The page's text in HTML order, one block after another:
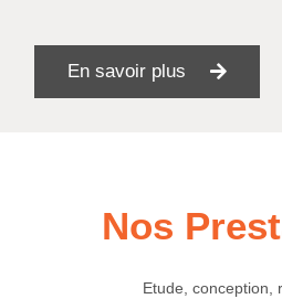
En savoir plus
Nos
Etude, conception,